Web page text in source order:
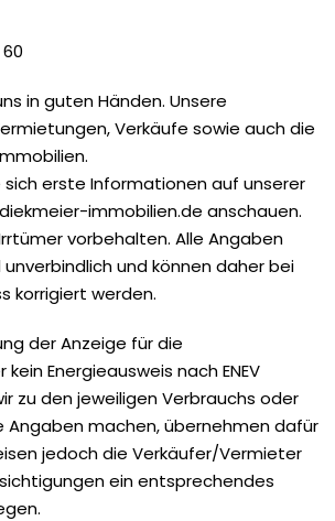
in guten Händen. Unsere
Verkäufe sowie auch die
sich erste Informationen auf unserer
immobilien.de anschauen.
vorbehalten. Alle Angaben
und können daher bei
korrigiert werden.
der Anzeige für die
Energieausweis nach ENEV
zu den jeweiligen Verbrauchs oder
Angaben machen, übernehmen dafür
jedoch die Verkäufer/Vermieter
ein entsprechendes